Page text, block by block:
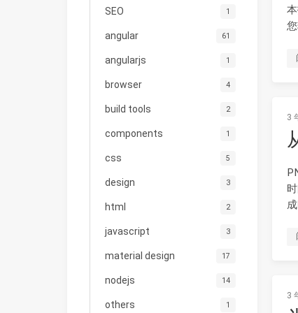
3
3
SEO 1
angular 61
angularjs 1
browser 4
build tools 2
components 1
css 5
design 3
html 2
javascript 3
material design 17
nodejs 14
others 1